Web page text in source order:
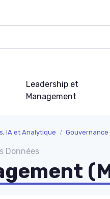
Leadership et
Management
IA et Analytique Gouvernance
Données